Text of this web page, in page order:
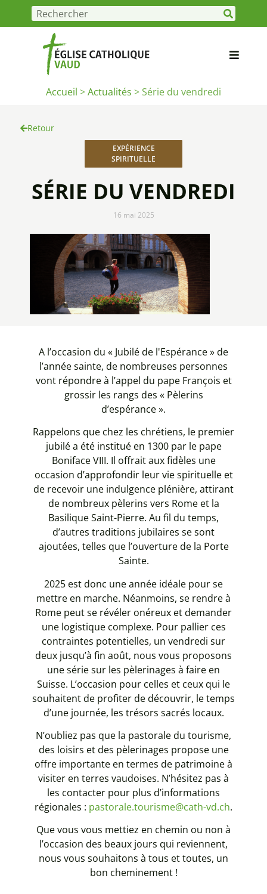
Accueil >Actualités >Série du vendredi
Retour
EXPÉRIENCE
SPIRITUELLE
SÉRIE DU VENDREDI
16 mai 2025
A l’occasion du « Jubilé de l'Espérance » de
l’année sainte, de nombreuses personnes
vont répondre à l’appel du pape François et
grossir les rangs des « Pèlerins
d’espérance ».
Rappelons que chez les chrétiens, le premier
jubilé a été institué en 1300 par le pape
Boniface VIII. Il offrait aux fidèles une
occasion d’approfondir leur vie spirituelle et
de recevoir une indulgence plénière, attirant
de nombreux pèlerins vers Rome et la
Basilique Saint-Pierre. Au fil du temps,
d’autres traditions jubilaires se sont
ajoutées, telles que l’ouverture de la Porte
Sainte.
2025 est donc une année idéale pour se
mettre en marche. Néanmoins, se rendre à
Rome peut se révéler onéreux et demander
une logistique complexe. Pour pallier ces
contraintes potentielles, un vendredi sur
deux jusqu’à fin août, nous vous proposons
une série sur les pèlerinages à faire en
Suisse. L’occasion pour celles et ceux qui le
souhaitent de profiter de découvrir, le temps
d’une journée, les trésors sacrés locaux.
N’oubliez pas que la pastorale du tourisme,
des loisirs et des pèlerinages propose une
offre importante en termes de patrimoine à
visiter en terres vaudoises. N’hésitez pas à
les contacter pour plus d’informations
régionales : pastorale.tourisme@cath-vd.ch.
Que vous vous mettiez en chemin ou non à
l’occasion des beaux jours qui reviennent,
nous vous souhaitons à tous et toutes, un
bon cheminement !